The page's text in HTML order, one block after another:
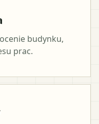
budynku,
prac.